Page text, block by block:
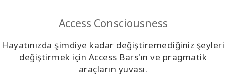
ARA
Access Consciousness
Hayatınızda şimdiye kadar değiştiremediğiniz şeyleri
değiştirmek için Access Bars'ın ve pragmatik
araçların yuvası.